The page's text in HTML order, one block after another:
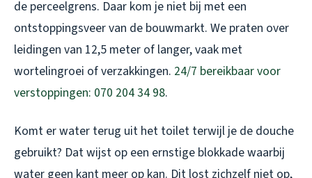
de perceelgrens. Daar kom je niet bij met een
ontstoppingsveer van de bouwmarkt. We praten over
leidingen van 12,5 meter of langer, vaak met
wortelingroei of verzakkingen. 24/7 bereikbaar voor
verstoppingen: 070 204 34 98.
Komt er water terug uit het toilet terwijl je de douche
gebruikt? Dat wijst op een ernstige blokkade waarbij
water geen kant meer op kan. Dit lost zichzelf niet op,